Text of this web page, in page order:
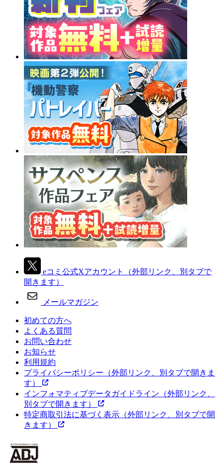
eコミ公式Xアカウント
（外部リンク、別タブで
開きます）
メールマガジン
初めての方へ
よくある質問
お問い合わせ
お知らせ
利用規約
プライバシーポリシー （外部リンク、別タブで開きま
す）
インフォマティブデータガイドライン （外部リンク、
別タブで開きます）
特定商取引法に基づく表示 （外部リンク、別タブで開
きます）